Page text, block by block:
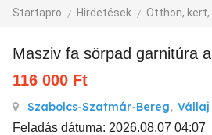
Startapro Hirdetések Otthon,
Masziv fa sörpad garnitúra
116 000 Ft
Szabolcs-Szatmár-Bereg, Vállaj
Feladás dátuma: 2026.08.07 04:07